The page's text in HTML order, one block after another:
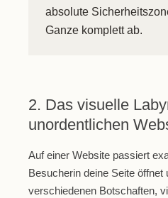
absolute
Ganze komplett ab.
2. Das visuelle
unordentlichen
Auf einer Website passiert
Besucherin deine Seite öffnet
verschiedenen Botschaften,